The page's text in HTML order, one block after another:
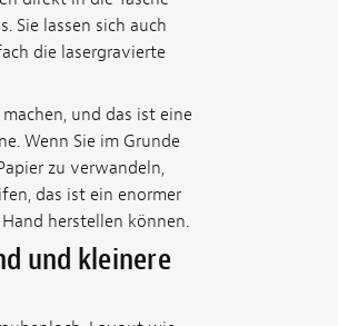
Sie lassen sich auch
die lasergravierte
und das ist eine
Wenn Sie im Grunde
zu verwandeln,
das ist ein enormer
herstellen können.
und kleinere